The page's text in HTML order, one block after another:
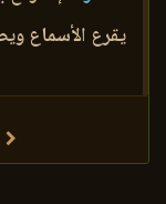
يقرع الأسماع